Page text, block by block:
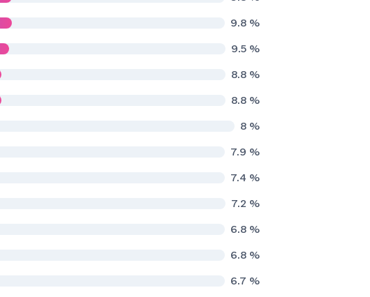
9.8 %
9.5 %
8.8 %
8.8 %
8 %
7.9 %
7.4 %
7.2 %
6.8 %
6.8 %
6.7 %